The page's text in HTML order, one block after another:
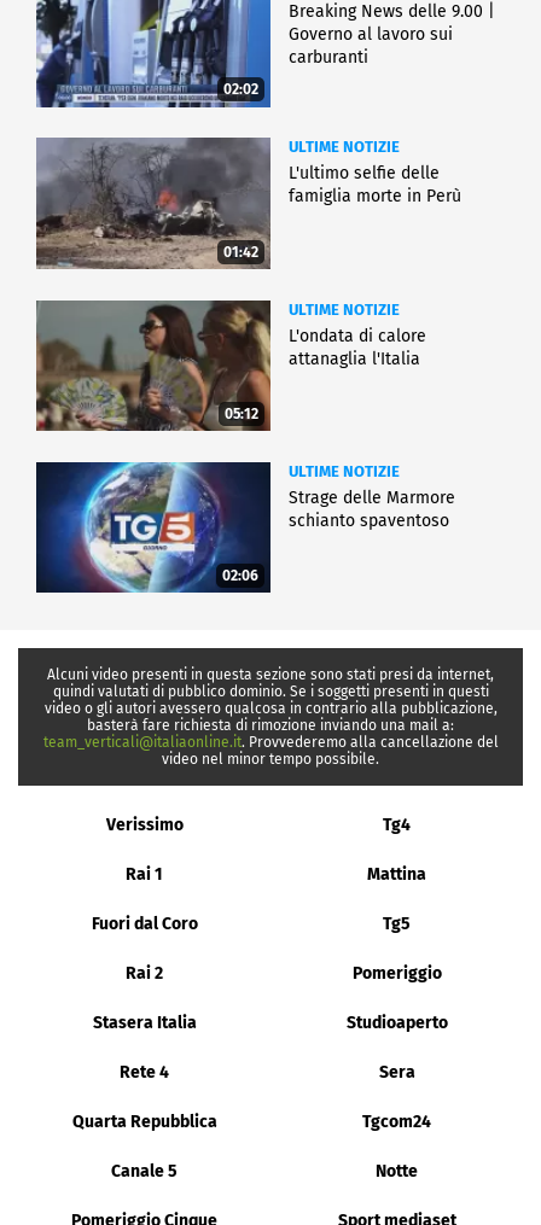
02:02
Breaking News delle 9.00 |
Governo al lavoro sui
carburanti
01:42
ULTIME NOTIZIE
L'ultimo selfie delle
famiglia morte in Perù
05:12
ULTIME NOTIZIE
L'ondata di calore
attanaglia l'Italia
02:06
ULTIME NOTIZIE
Strage delle Marmore
schianto spaventoso
Alcuni video presenti in questa sezione sono stati presi da internet,
quindi valutati di pubblico dominio. Se i soggetti presenti in questi
video o gli autori avessero qualcosa in contrario alla pubblicazione,
basterà fare richiesta di rimozione inviando una mail a:
team_verticali@italiaonline.it. Provvederemo alla cancellazione del
video nel minor tempo possibile.
Verissimo Tg4
Rai 1 Mattina
Fuori dal Coro Tg5
Rai 2 Pomeriggio
Stasera Italia Studioaperto
Rete 4 Sera
Quarta Repubblica Tgcom24
Canale 5 Notte
Pomeriggio Cinque Sport mediaset